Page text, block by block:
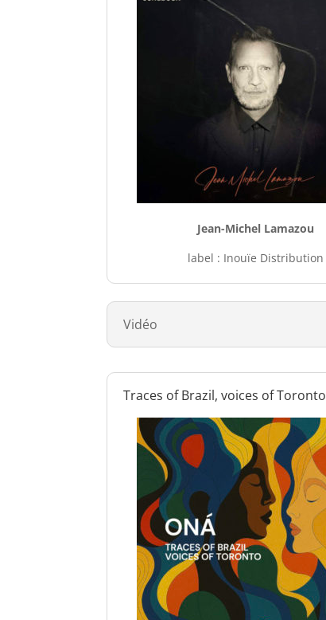
Jean-Michel Lamazou
label : Inouïe Distribution
Vidéo
Traces of Brazil, voices of Toronto